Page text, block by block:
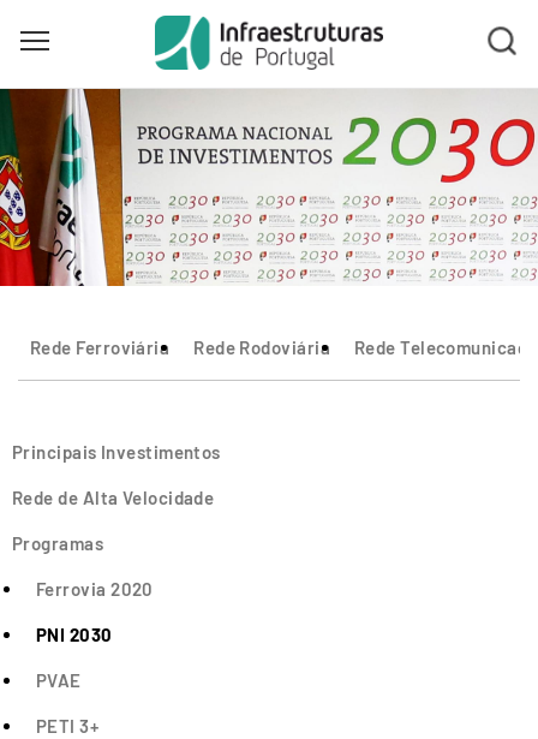
Skip
to
main
content
Toggle main menu visibility
Rede Ferroviária Rede Rodoviária Rede
Principais Investimentos
Rede de Alta Velocidade
Programas
Ferrovia 2020
PNI 2030
PVAE
PETI 3+